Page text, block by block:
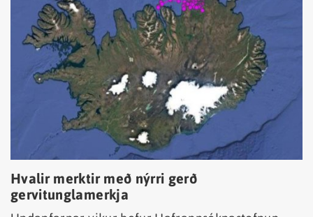
Hvalir merktir með nýrri gerð
gervitunglamerkja